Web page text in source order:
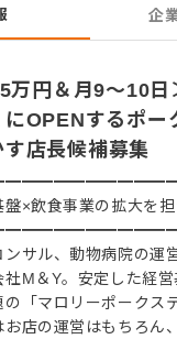
企
万円＆月9～10日
OPENするポー
店長候補募集
×飲食事業の拡大を担
サル、動物病院の運
M＆Y。安定した経
「マロリーポークス
お店の運営はもちろん